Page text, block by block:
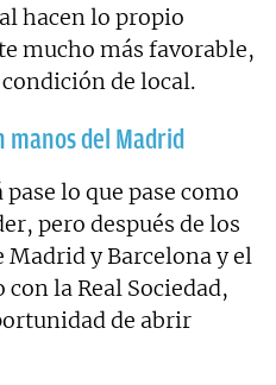
hacen lo propio
mucho más favorable,
de local.
manos del Madrid
lo que pase como
pero después de los
y Barcelona y el
la Real Sociedad,
de abrir